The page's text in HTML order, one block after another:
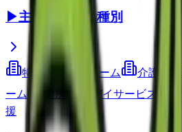
▶主要サービス種別
特別養護老人ホーム 介護老
ーム
通所介護(デイサービス)
援